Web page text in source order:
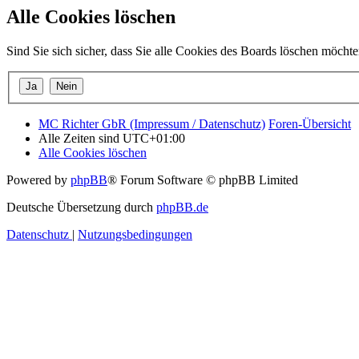
Alle Cookies löschen
Sind Sie sich sicher, dass Sie alle Cookies des Boards löschen
MC Richter GbR (Impressum / Datenschutz) Foren-Übersicht
Alle Zeiten sind UTC+01:00
Alle Cookies löschen
Powered by phpBB® Forum Software © phpBB Limited
Deutsche Übersetzung durch phpBB.de
Datenschutz | Nutzungsbedingungen